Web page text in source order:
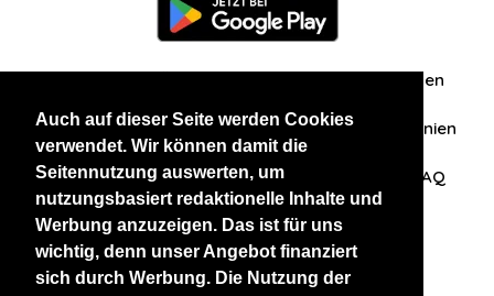
Auch auf dieser Seite werden Cookies
verwendet. Wir können damit die
Seitennutzung auswerten, um
nutzungsbasiert redaktionelle Inhalte und
Werbung anzuzeigen. Das ist für uns
wichtig, denn unser Angebot finanziert
sich durch Werbung. Die Nutzung der
Zuschriften/Erfahrungen
Datenschutzerklärung AGB Datenschutzrichtlinien
Nehmen Sie Kontakt mit uns auf FAQ
Unsere anderen Websites